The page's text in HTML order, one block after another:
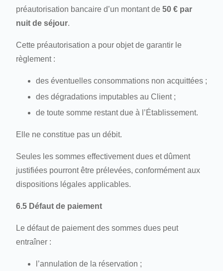
préautorisation bancaire d’un montant de 50 € par
nuit de séjour.
Cette préautorisation a pour objet de garantir le
règlement :
des éventuelles consommations non acquittées ;
des dégradations imputables au Client ;
de toute somme restant due à l’Établissement.
Elle ne constitue pas un débit.
Seules les sommes effectivement dues et dûment
justifiées pourront être prélevées, conformément aux
dispositions légales applicables.
6.5 Défaut de paiement
Le défaut de paiement des sommes dues peut
entraîner :
l’annulation de la réservation ;
CHAMBRES
PISCINE
PHOTOS